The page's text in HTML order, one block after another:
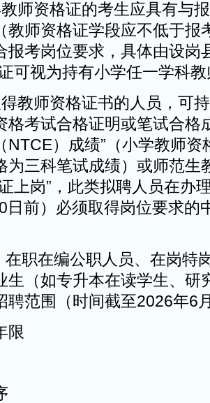
教师资格证的考生应具有与
教师资格证学段应不低于报
报考岗位要求，具体由设岗
可视为持有小学任一学科
得教师资格证书的人员，可
格考试合格证明或笔试合
NTCE）成绩”（小学教师
为三科笔试成绩）或师范生
上岗”，此类拟聘人员在办
日前）必须取得岗位要求的
在职在编公职人员、在岗特
生（如专升本在读学生、研
聘范围（时间截至2026年6
限